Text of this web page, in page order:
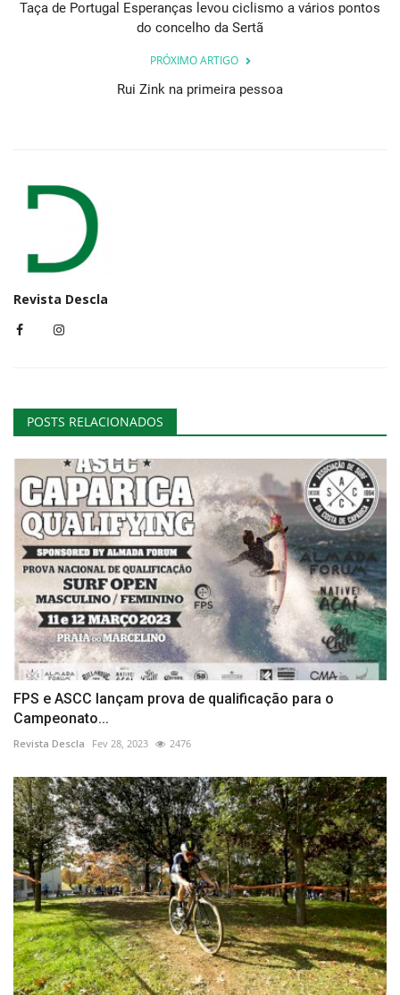
Taça de Portugal Esperanças levou ciclismo a vários pontos
do concelho da Sertã
PRÓXIMO ARTIGO
Rui Zink na primeira pessoa
Revista Descla
POSTS RELACIONADOS
FPS e ASCC lançam prova de qualificação para o
Campeonato...
Revista Descla Fev 28, 2023 2476